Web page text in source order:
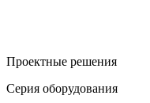
Проектные решения
Серия оборудования